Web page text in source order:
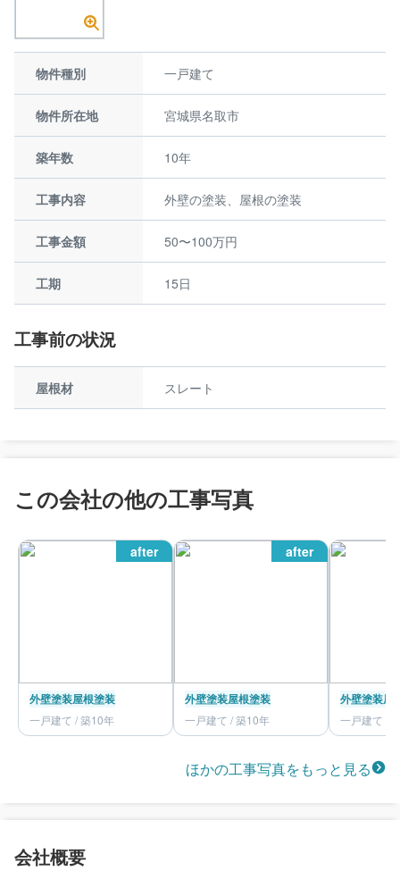
物件種別 一戸建て
物件所在地 宮城県名取市
築年数 10年
工事内容 外壁の塗装、屋根の塗装
工事金額 50〜100万円
工期 15日
工事前の状況
屋根材 スレート
この会社の他の工事写真
after
外壁塗装屋根塗装
一戸建て / 築10年
after
外壁塗装屋根塗装
一戸建て / 築10年
外壁塗装屋
一戸建て /
ほかの工事写真をもっと見る
会社概要